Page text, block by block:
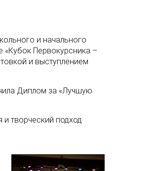
и начального
«Кубок Первокурсника –
и выступлением
Диплом за «Лучшую
и творческий подход